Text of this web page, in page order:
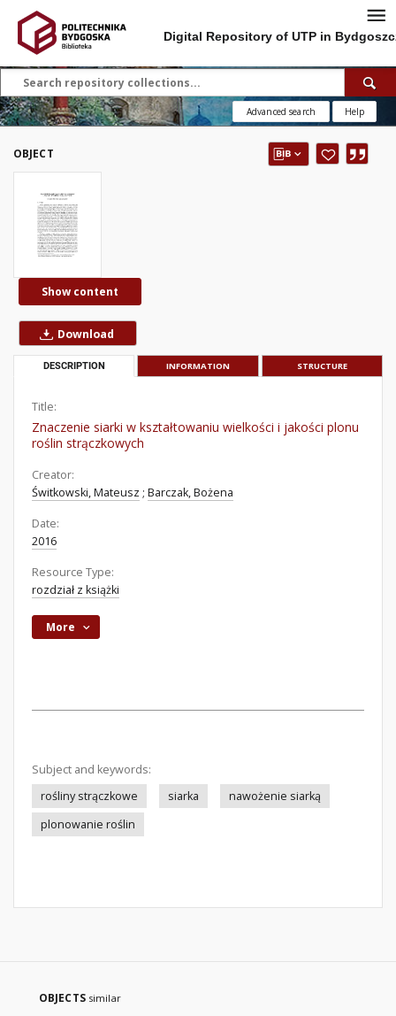
Digital Repository of UTP in
Advanced search Help
OBJECT
Show content
Download
DESCRIPTION INFORMATION STRUCTURE
Title:
Znaczenie siarki w kształtowaniu wielkości i jakości plonu
roślin strączkowych
Creator:
Świtkowski, Mateusz ; Barczak, Bożena
Date:
2016
Resource Type:
rozdział z książki
More
Subject and keywords:
rośliny strączkowe
siarka
nawożenie siarką
plonowanie roślin
OBJECTS similar